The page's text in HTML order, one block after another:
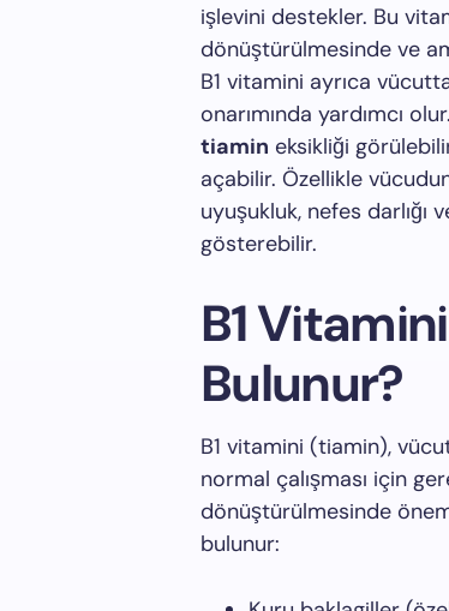
işlevini destekler. Bu
dönüştürülmesinde ve
B1 vitamini ayrıca
onarımında yardımcı
tiamin eksikliği
açabilir. Özellikle vücudun
uyuşukluk, nefes darlığı
gösterebilir.
B1
Bulunur?
B1 vitamini (tiamin),
normal çalışması için
dönüştürülmesinde
bulunur: